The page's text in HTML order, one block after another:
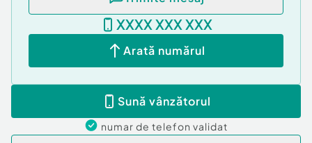
XXXX XXX XXX
Arată numărul
Sună vânzătorul
numar de telefon validat